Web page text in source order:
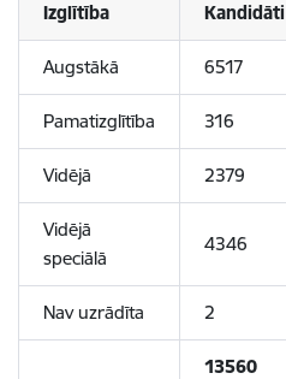
Izglītība Kandidāti
Augstākā 6517
Pamatizglītība 316
Vidējā 2379
Vidējā
speciālā
4346
Nav uzrādīta 2
13560